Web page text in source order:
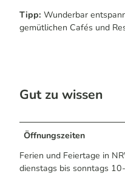
Tipp: Wunderbar
gemütlichen Cafés und
Gut zu wissen
Öffnungszeiten
Ferien und Feiertage in
dienstags bis sonntags